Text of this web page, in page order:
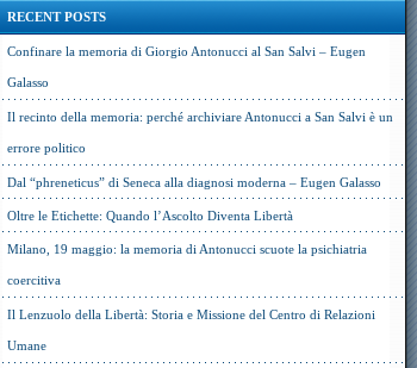
RECENT POSTS
Confinare la memoria di Giorgio Antonucci al San Salvi – Eugen
Galasso
Il recinto della memoria: perché archiviare Antonucci a San Salvi è un
errore politico
Dal “phreneticus” di Seneca alla diagnosi moderna – Eugen Galasso
Oltre le Etichette: Quando l’Ascolto Diventa Libertà
Milano, 19 maggio: la memoria di Antonucci scuote la psichiatria
coercitiva
Il Lenzuolo della Libertà: Storia e Missione del Centro di Relazioni
Umane